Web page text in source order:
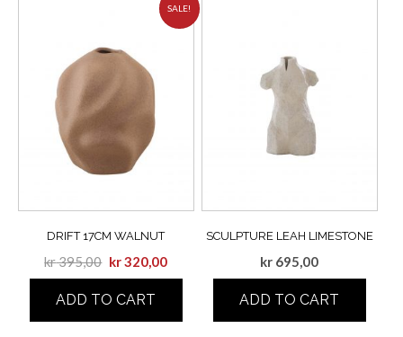
SALE!
DRIFT 17CM WALNUT
kr395,00 kr320,00
ADD TO CART
SCULPTURE LEAH LIMESTONE
kr 695,00
ADD TO CART